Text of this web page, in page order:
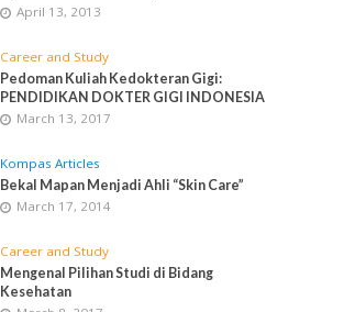
April 13, 2013
Career and Study
Pedoman Kuliah Kedokteran Gigi:
PENDIDIKAN DOKTER GIGI INDONESIA
March 13, 2017
Kompas Articles
Bekal Mapan Menjadi Ahli “Skin Care”
March 17, 2014
Career and Study
Mengenal Pilihan Studi di Bidang
Kesehatan